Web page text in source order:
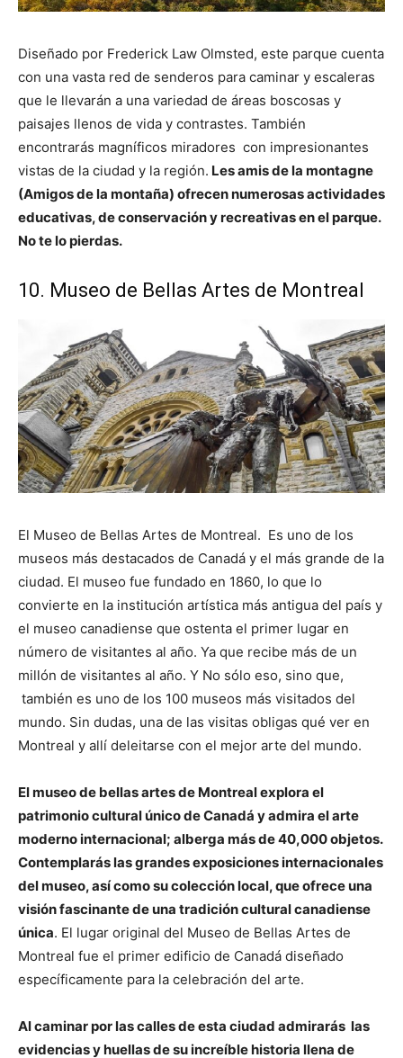
Diseñado por Frederick Law Olmsted, este parque cuenta
con una vasta red de senderos para caminar y escaleras
que le llevarán a una variedad de áreas boscosas y
paisajes llenos de vida y contrastes. También
encontrarás magníficos miradores con impresionantes
vistas de la ciudad y la región. Les amis de la montagne
(Amigos de la montaña) ofrecen numerosas actividades
educativas, de conservación y recreativas en el parque.
No te lo pierdas.
10. Museo de Bellas Artes de Montreal
El Museo de Bellas Artes de Montreal. Es uno de los
museos más destacados de Canadá y el más grande de la
ciudad. El museo fue fundado en 1860, lo que lo
convierte en la institución artística más antigua del país y
el museo canadiense que ostenta el primer lugar en
número de visitantes al año. Ya que recibe más de un
millón de visitantes al año. Y No sólo eso, sino que,
también es uno de los 100 museos más visitados del
mundo. Sin dudas, una de las visitas obligas qué ver en
Montreal y allí deleitarse con el mejor arte del mundo.
El museo de bellas artes de Montreal explora el
patrimonio cultural único de Canadá y admira el arte
moderno internacional; alberga más de 40,000 objetos.
Contemplarás las grandes exposiciones internacionales
del museo, así como su colección local, que ofrece una
visión fascinante de una tradición cultural canadiense
única. El lugar original del Museo de Bellas Artes de
Montreal fue el primer edificio de Canadá diseñado
específicamente para la celebración del arte.
Al caminar por las calles de esta ciudad admirarás las
evidencias y huellas de su increíble historia llena de